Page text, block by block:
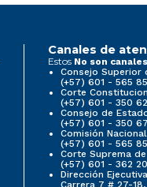
Canales de
Estos No son
Consejo Superior
(+57) 601 - 565
Corte
(+57) 601 - 350
Consejo de
(+57) 601 - 350
Comisión
(+57) 601 - 565
Corte Suprema
(+57) 601 - 362
Dirección